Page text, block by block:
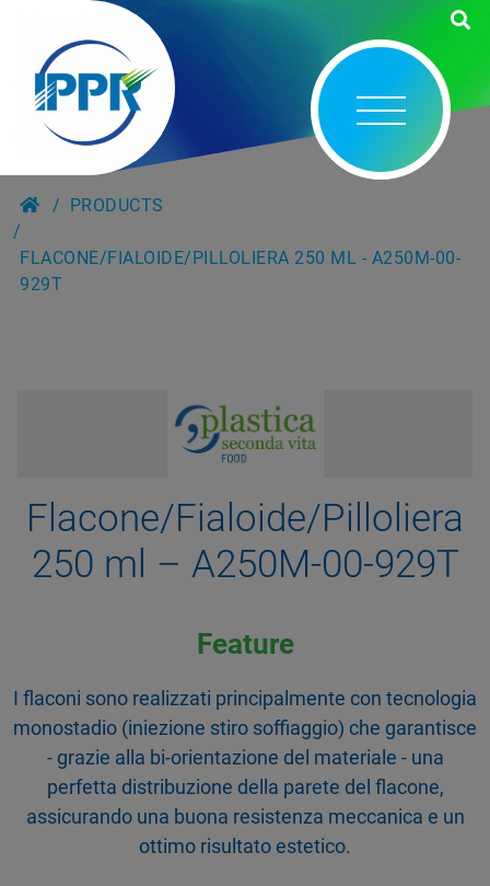
PRODUCTS
FLACONE/FIALOIDE/PILLOLIERA 250 ML - A250M-00-
929T
Flacone/Fialoide/Pilloliera
250 ml – A250M-00-929T
Feature
I flaconi sono realizzati principalmente con tecnologia
monostadio (iniezione stiro soffiaggio) che garantisce
- grazie alla bi-orientazione del materiale - una
perfetta distribuzione della parete del flacone,
assicurando una buona resistenza meccanica e un
ottimo risultato estetico.